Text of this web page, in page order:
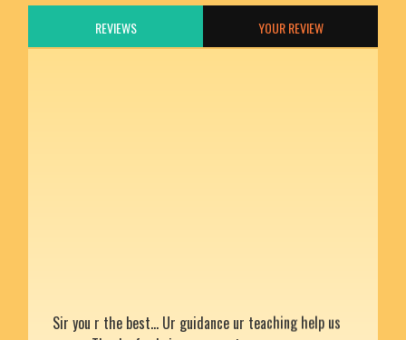
REVIEWS YOUR REVIEW
grow... Thanks for being our mentor.